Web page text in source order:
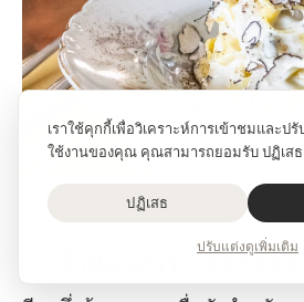
เราใช้คุกกี้เพื่อวิเคราะห์การเข้าชมและปรับปรุงประสบการณ์การ
ใช้งานของคุณ คุณสามารถยอมรับ ปฏิเสธ
ปฏิเสธ
ปรับแต่งดูเพิ่มเติม
3
ร้านอาหาร